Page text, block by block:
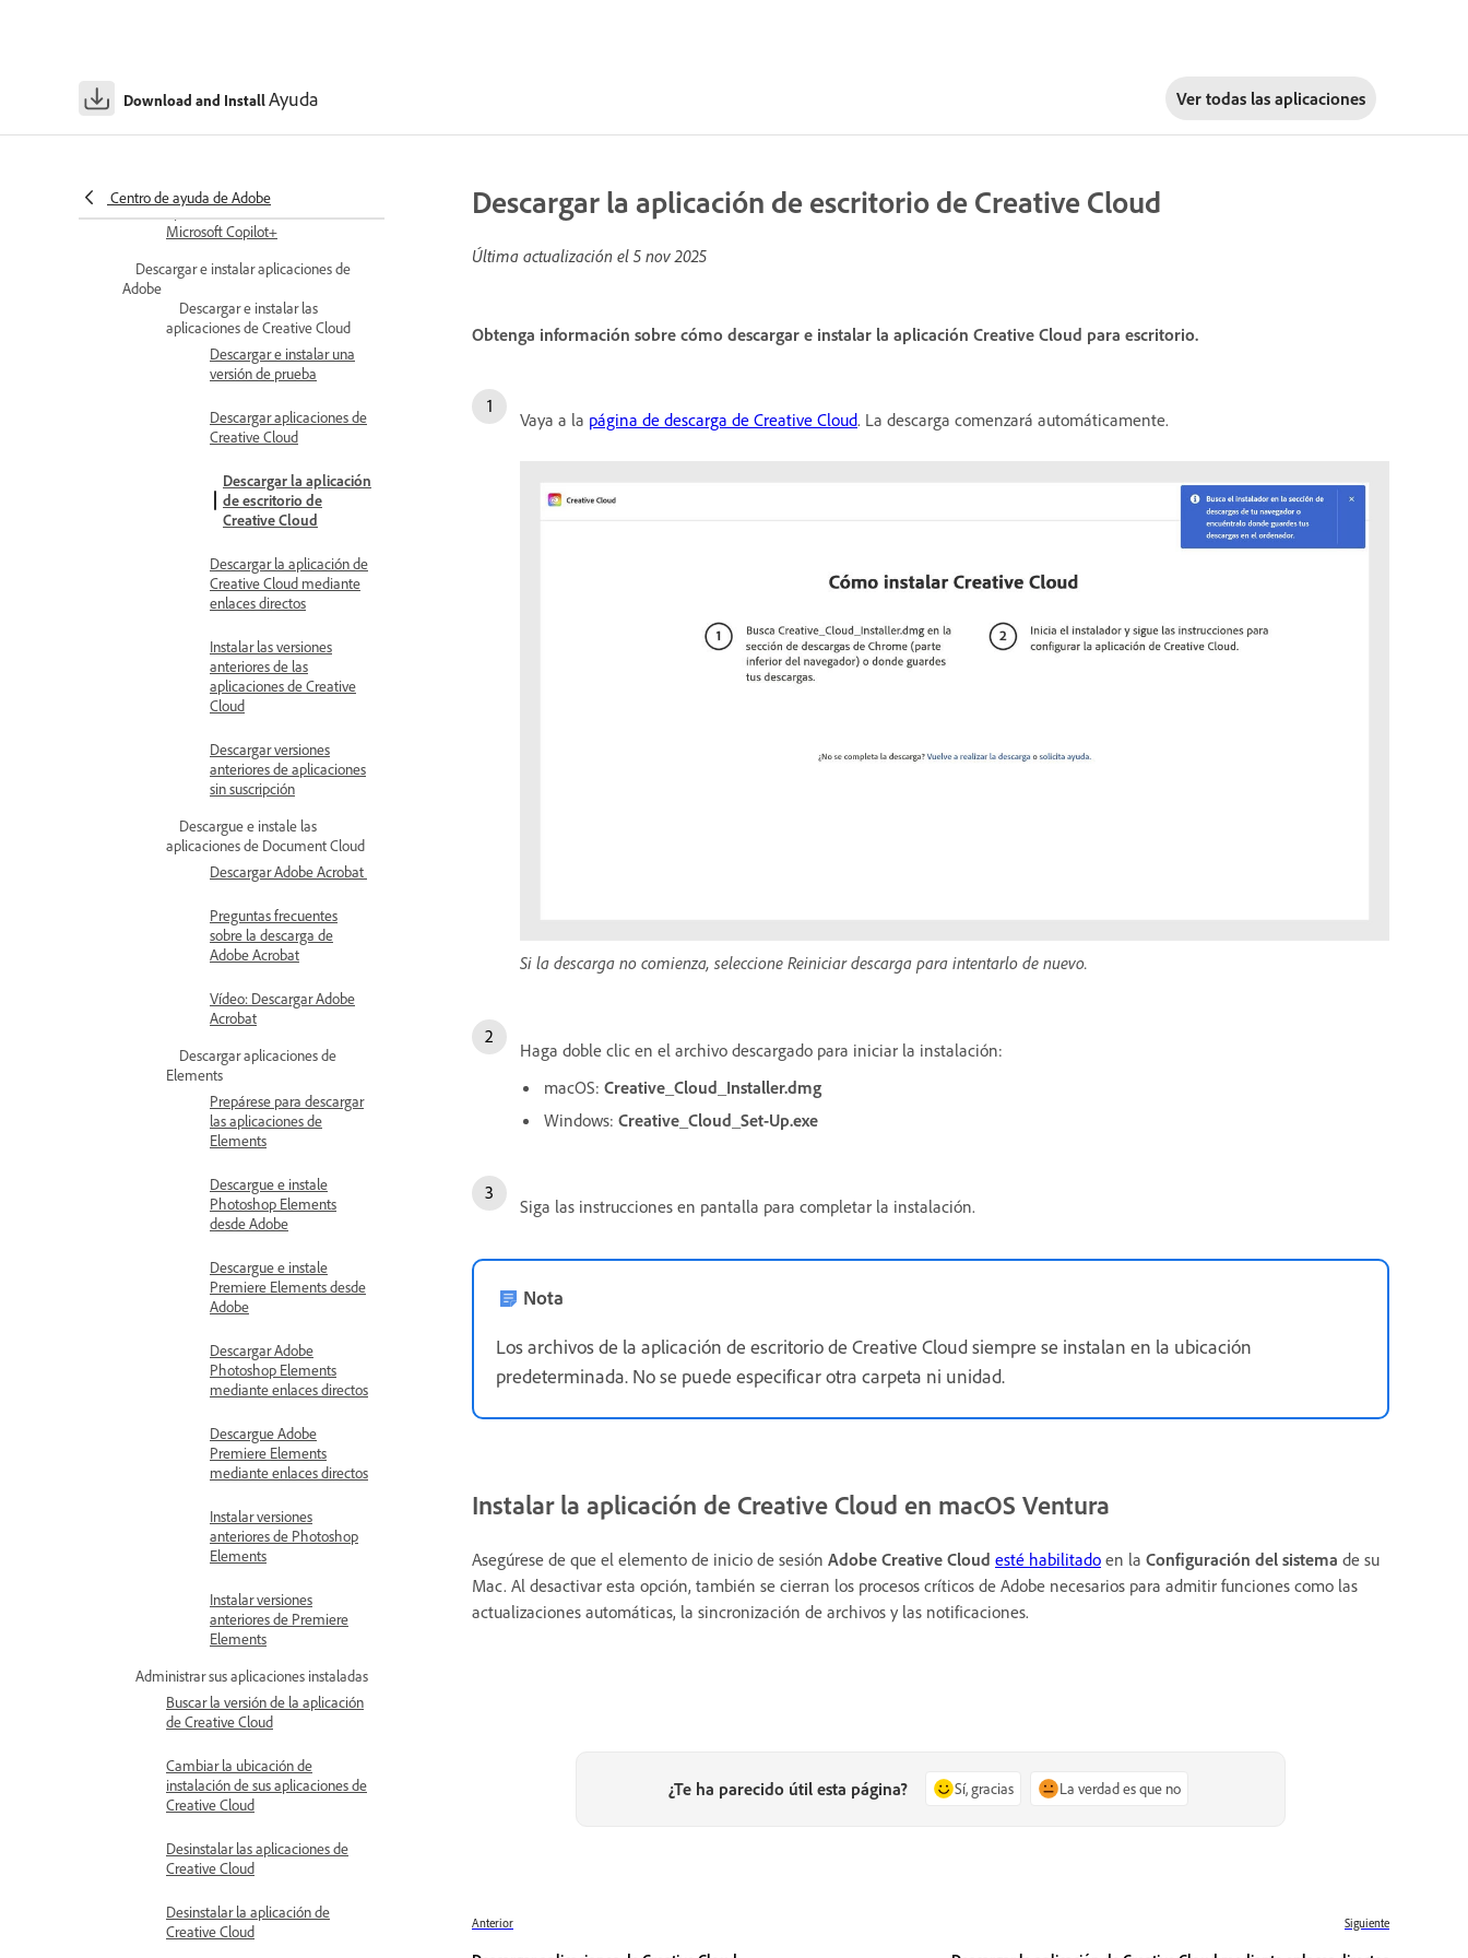
Download and InstallAyuda Ver todas las aplicaciones
Centro de ayuda de Adobe
Compatibilidad de las
Compatibilidad de las
aplicaciones de Adobe con los PC
Microsoft Copilot+
Descargar e instalar aplicaciones de
Adobe
Descargar e instalar las
aplicaciones de Creative Cloud
Descargar e instalar una
versión de prueba
Descargar aplicaciones de
Creative Cloud
Descargar la aplicación
de escritorio de
Creative Cloud
Descargar la aplicación de
Creative Cloud mediante
enlaces directos
Instalar las versiones
anteriores de las
aplicaciones de Creative
Cloud
Descargar versiones
anteriores de aplicaciones
sin suscripción
Descargue e instale las
aplicaciones de Document Cloud
Descargar Adobe Acrobat
Preguntas frecuentes
sobre la descarga de
Adobe Acrobat
Vídeo: Descargar Adobe
Acrobat
Descargar aplicaciones de
Elements
Prepárese para descargar
las aplicaciones de
Elements
Descargue e instale
Photoshop Elements
desde Adobe
Descargue e instale
Premiere Elements desde
Adobe
Descargar Adobe
Photoshop Elements
mediante enlaces directos
Descargue Adobe
Premiere Elements
mediante enlaces directos
Instalar versiones
anteriores de Photoshop
Elements
Instalar versiones
anteriores de Premiere
Elements
Administrar sus aplicaciones instaladas
Buscar la versión de la aplicación
de Creative Cloud
Cambiar la ubicación de
instalación de sus aplicaciones de
Creative Cloud
Desinstalar las aplicaciones de
Creative Cloud
Desinstalar la aplicación de
Creative Cloud
Descargar la aplicación de escritorio de Creative Cloud
Última actualización el 5 nov 2025
Obtenga información sobre cómo descargar e instalar la aplicación Creative Cloud para escritorio.
Vaya a la página de descarga de Creative Cloud. La descarga comenzará automáticamente.
Si la descarga no comienza, seleccione Reiniciar descarga para intentarlo de nuevo.
Haga doble clic en el archivo descargado para iniciar la instalación:
macOS: Creative_Cloud_Installer.dmg
Windows: Creative_Cloud_Set-Up.exe
Siga las instrucciones en pantalla para completar la instalación.
Nota
Los archivos de la aplicación de escritorio de Creative Cloud siempre se instalan en la ubicación
predeterminada. No se puede especificar otra carpeta ni unidad.
Instalar la aplicación de Creative Cloud en macOS Ventura
Asegúrese de que el elemento de inicio de sesión Adobe Creative Cloud esté habilitado en la Configuración del sistema de su
Mac. Al desactivar esta opción, también se cierran los procesos críticos de Adobe necesarios para admitir funciones como las
actualizaciones automáticas, la sincronización de archivos y las notificaciones.
¿Te ha parecido útil esta página? Sí, gracias La verdad es que no
Anterior Siguiente